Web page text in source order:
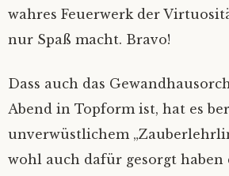
wahres Feuerwerk der
nur Spaß macht. Bravo!
Dass auch das
Abend in Topform ist, hat es
unverwüstlichem
wohl auch dafür gesorgt haben